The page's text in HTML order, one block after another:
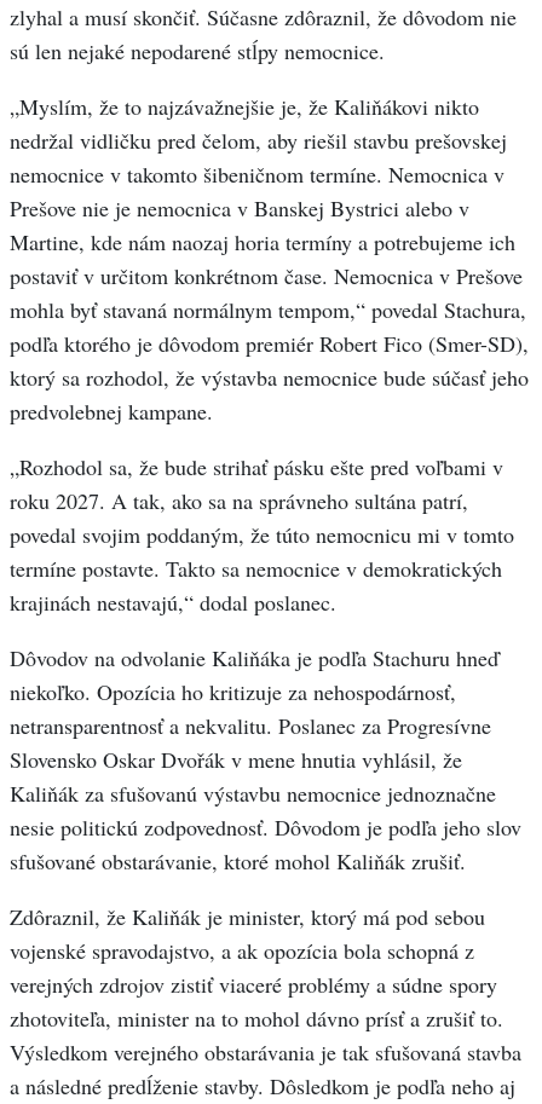
zlyhal a musí skončiť. Súčasne zdôraznil, že dôvodom nie
sú len nejaké nepodarené stĺpy nemocnice.
„Myslím, že to najzávažnejšie je, že Kaliňákovi nikto
nedržal vidličku pred čelom, aby riešil stavbu prešovskej
nemocnice v takomto šibeničnom termíne. Nemocnica v
Prešove nie je nemocnica v Banskej Bystrici alebo v
Martine, kde nám naozaj horia termíny a potrebujeme ich
postaviť v určitom konkrétnom čase. Nemocnica v Prešove
mohla byť stavaná normálnym tempom,“ povedal Stachura,
podľa ktorého je dôvodom premiér Robert Fico (Smer-SD),
ktorý sa rozhodol, že výstavba nemocnice bude súčasť jeho
predvolebnej kampane.
„Rozhodol sa, že bude strihať pásku ešte pred voľbami v
roku 2027. A tak, ako sa na správneho sultána patrí,
povedal svojim poddaným, že túto nemocnicu mi v tomto
termíne postavte. Takto sa nemocnice v demokratických
krajinách nestavajú,“ dodal poslanec.
Dôvodov na odvolanie Kaliňáka je podľa Stachuru hneď
niekoľko. Opozícia ho kritizuje za nehospodárnosť,
netransparentnosť a nekvalitu. Poslanec za Progresívne
Slovensko Oskar Dvořák v mene hnutia vyhlásil, že
Kaliňák za sfušovanú výstavbu nemocnice jednoznačne
nesie politickú zodpovednosť. Dôvodom je podľa jeho slov
sfušované obstarávanie, ktoré mohol Kaliňák zrušiť.
Zdôraznil, že Kaliňák je minister, ktorý má pod sebou
vojenské spravodajstvo, a ak opozícia bola schopná z
verejných zdrojov zistiť viaceré problémy a súdne spory
zhotoviteľa, minister na to mohol dávno prísť a zrušiť to.
Výsledkom verejného obstarávania je tak sfušovaná stavba
a následné predĺženie stavby. Dôsledkom je podľa neho aj